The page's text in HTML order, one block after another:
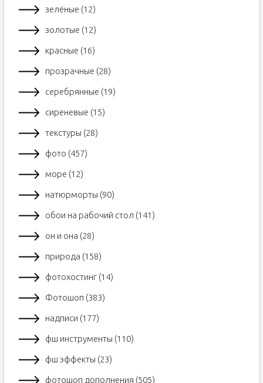
зелёные (12)
золотые (12)
красные (16)
прозрачные (28)
серебрянные (19)
сиреневые (15)
текстуры (28)
фото (457)
море (12)
натюрморты (90)
обои на рабочий стол (141)
он и она (28)
природа (158)
фотохостинг (14)
Фотошоп (383)
надписи (177)
фш инструменты (110)
фш эффекты (23)
фотошоп дополнения (505)